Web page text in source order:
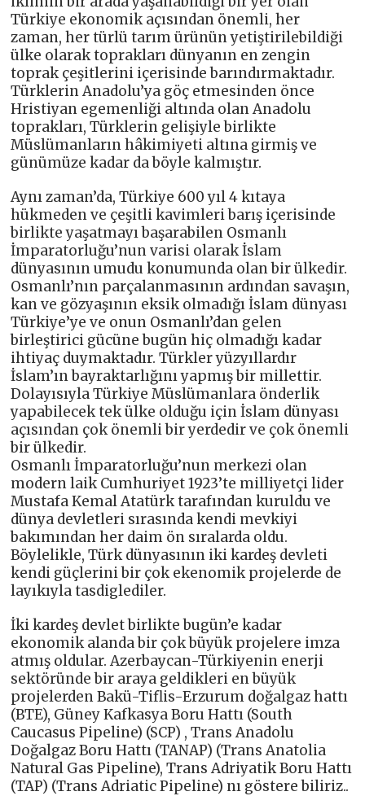
Türkiye ekonomik açısından önemli, her
zaman, her türlü tarım ürünün yetiştirilebildiği
ülke olarak toprakları dünyanın en zengin
toprak çeşitlerini içerisinde barındırmaktadır.
Türklerin Anadolu’ya göç etmesinden önce
Hristiyan egemenliği altında olan Anadolu
toprakları, Türklerin gelişiyle birlikte
Müslümanların hâkimiyeti altına girmiş ve
günümüze kadar da böyle kalmıştır.
Aynı zaman’da, Türkiye 600 yıl 4 kıtaya
hükmeden ve çeşitli kavimleri barış içerisinde
birlikte yaşatmayı başarabilen Osmanlı
İmparatorluğu’nun varisi olarak İslam
dünyasının umudu konumunda olan bir ülkedir.
Osmanlı’nın parçalanmasının ardından savaşın,
kan ve gözyaşının eksik olmadığı İslam dünyası
Türkiye’ye ve onun Osmanlı’dan gelen
birleştirici gücüne bugün hiç olmadığı kadar
ihtiyaç duymaktadır. Türkler yüzyıllardır
İslam’ın bayraktarlığını yapmış bir millettir.
Dolayısıyla Türkiye Müslümanlara önderlik
yapabilecek tek ülke olduğu için İslam dünyası
açısından çok önemli bir yerdedir ve çok önemli
bir ülkedir.
Osmanlı İmparatorluğu’nun merkezi olan
modern laik Cumhuriyet 1923’te milliyetçi lider
Mustafa Kemal Atatürk tarafından kuruldu ve
dünya devletleri sırasında kendi mevkiyi
bakımından her daim ön sıralarda oldu.
Böylelikle, Türk dünyasının iki kardeş devleti
kendi güçlerini bir çok ekenomik projelerde de
layıkıyla tasdiglediler.
İki kardeş devlet birlikte bugün’e kadar
ekonomik alanda bir çok büyük projelere imza
atmış oldular. Azerbaycan-Türkiyenin enerji
sektöründe bir araya geldikleri en büyük
projelerden Bakü-Tiflis-Erzurum doğalgaz hattı
(BTE), Güney Kafkasya Boru Hattı (South
Caucasus Pipeline) (SCP) , Trans Anadolu
Doğalgaz Boru Hattı (TANAP) (Trans Anatolia
Natural Gas Pipeline), Trans Adriyatik Boru Hattı
(TAP) (Trans Adriatic Pipeline) nı göstere biliriz..